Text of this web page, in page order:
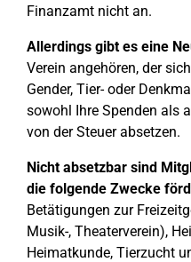
Finanzamt nicht an.
Allerdings gibt es eine
Verein angehören, der
Gender, Tier- oder
sowohl Ihre Spenden als
von der Steuer absetzen.
Nicht absetzbar sind
die folgende Zwecke
Betätigungen zur
Musik-, Theaterverein),
Heimatkunde, Tierzucht